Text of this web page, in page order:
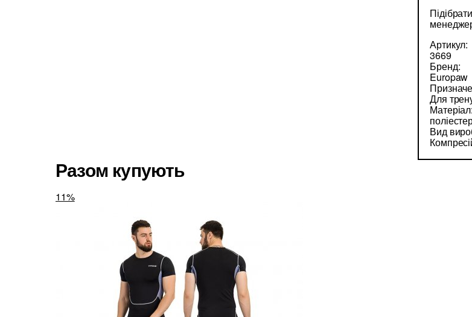
Артикул:
3669
Бренд:
Europaw
Для
Матеріал:
Вид
Разом купують
11%